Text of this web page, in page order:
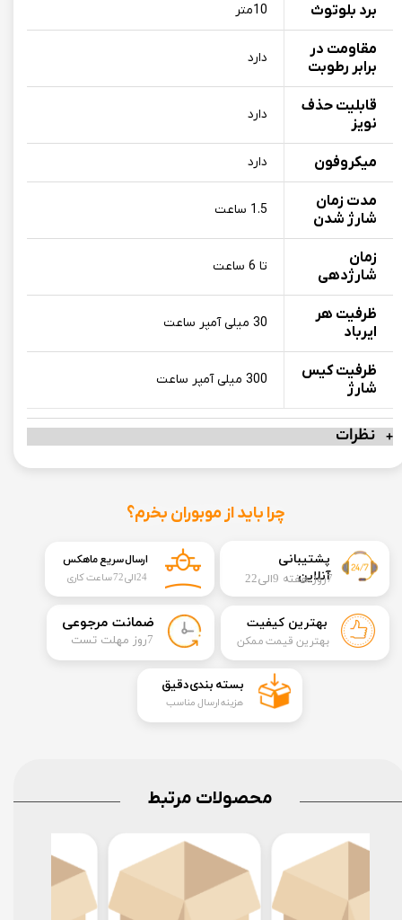
برد بلوتوث 10متر
مقاومت در
برابر رطوبت
دارد
قابلیت حذف
نویز
دارد
میکروفون دارد
مدت زمان
شارژ شدن
1.5 ساعت
زمان
شارژدهی
تا 6 ساعت
ظرفیت هر
ایرباد
30 میلی آمپر ساعت
ظرفیت کیس
شارژ
300 میلی آمپر ساعت
نظرات
​​پشتیبانی
آنلاین7روز هفته 9الی22
چرا باید از موبوران بخرم؟
​ضمانت مرجوعی
​7روز مهلت تست
بهترین کیفیت
بهترین قیمت ممکن
ارسال سریع ماهکس
24الی72 ساعت کاری
​بسته بندی دقیق​​​​​​​
هزینه ارسال مناسب
محصولات مرتبط